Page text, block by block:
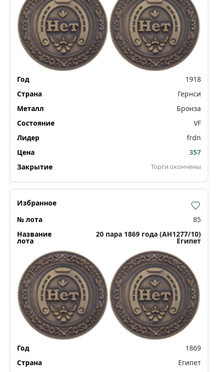
1918
Гернси
Бронза
VF
frdn
357
Торги окончены
85
20 пара 1869 года (AH1277/10)
Египет
1869
Египет